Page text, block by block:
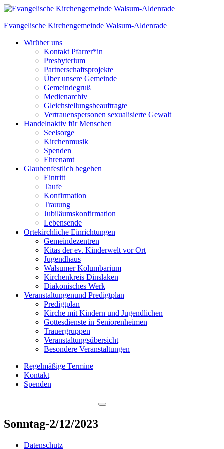
Skip
content
Evangelische Kirchengemeinde Walsum-Aldenrade
Wirüber uns
Kontakt Pfarrer*in
Presbyterium
Partnerschaftsprojekte
Über unsere Gemeinde
Gemeindegruß
Medienarchiv
Gleichstellungs­beauftragte
Vertrauenspersonen sexualisierte Gewalt
Handelnaktiv für Menschen
Seelsorge
Kirchenmusik
Spenden
Ehrenamt
Glaubenfestlich begehen
Eintritt
Taufe
Konfirmation
Trauung
Jubiläumskonfirmation
Lebensende
Ortekirchliche Einrichtungen
Gemeindezentren
Kitas der ev. Kinderwelt vor Ort
Jugendhaus
Walsumer Kolumbarium
Kirchenkreis Dinslaken
Diakonisches Werk
Veranstaltungenund Predigtplan
Predigtplan
Kirche mit Kindern und Jugendlichen
Gottesdienste in Seniorenheimen
Trauergruppen
Veranstaltungsübersicht
Besondere Veranstaltungen
Regelmäßige Termine
Kontakt
Spenden
for:
Search
Sonntag-2/12/2023
Datenschutz